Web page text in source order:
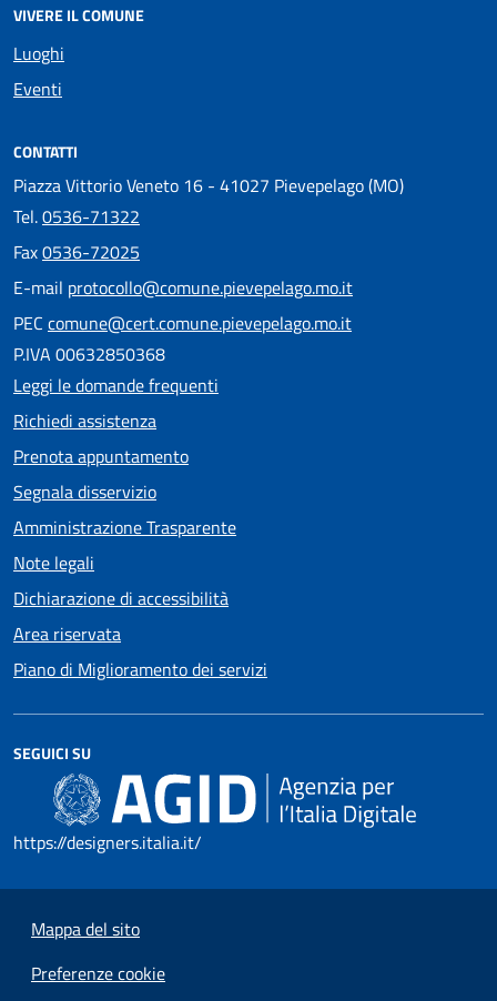
VIVERE IL COMUNE
Luoghi
Eventi
CONTATTI
Piazza Vittorio Veneto 16 - 41027 Pievepelago (MO)
Tel.0536-71322
Fax0536-72025
E-mail protocollo@comune.pievepelago.mo.it
PEC comune@cert.comune.pievepelago.mo.it
P.IVA 00632850368
Leggi le domande frequenti
Richiedi assistenza
Prenota appuntamento
Segnala disservizio
Amministrazione Trasparente
Note legali
Dichiarazione di accessibilità
Area riservata
Piano di Miglioramento dei servizi
SEGUICI SU
https://designers.italia.it/
Mappa del sito
Preferenze cookie